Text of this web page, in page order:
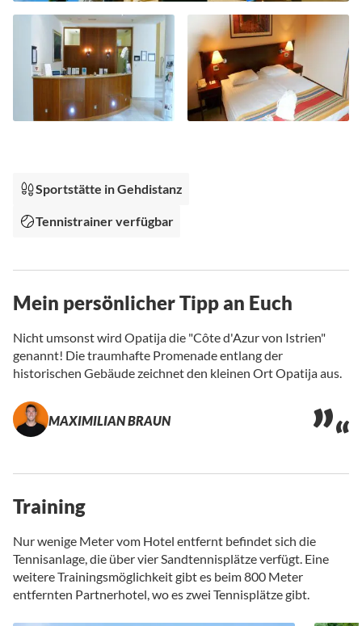
Bildgalerie
springen
Sportstätte in Gehdistanz
Tennistrainer verfügbar
Mein persönlicher Tipp an Euch
Nicht umsonst wird Opatija die "Côte d'Azur von Istrien"
genannt! Die traumhafte Promenade entlang der
historischen Gebäude zeichnet den kleinen Ort Opatija aus.
MAXIMILIAN BRAUN
Training
Nur wenige Meter vom Hotel entfernt befindet sich die
Tennisanlage, die über vier Sandtennisplätze verfügt. Eine
weitere Trainingsmöglichkeit gibt es beim 800 Meter
entfernten Partnerhotel, wo es zwei Tennisplätze gibt.